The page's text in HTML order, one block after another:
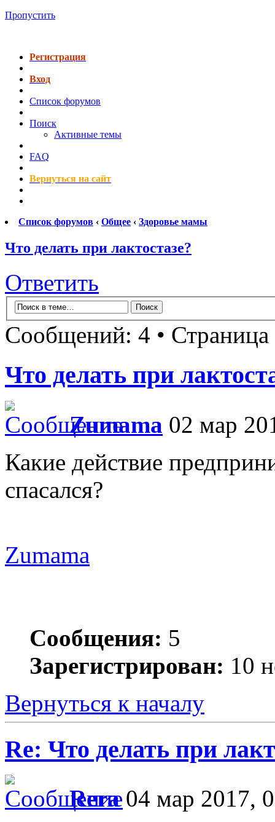
Пропустить
Регистрация
Вход
Список форумов
Поиск
Активные темы
FAQ
Вернуться на сайт
Список форумов ‹ Общее ‹ Здоровье мамы
Что делать при лактостазе?
Ответить
Сообщений: 4 • Страница
Что делать при
Zumama 02 мар
Какие действие
спасался?
Zumama
Сообщения: 5
Зарегистрирован: 10
Вернуться к началу
Re: Что делать при
Rera04 мар 2017,